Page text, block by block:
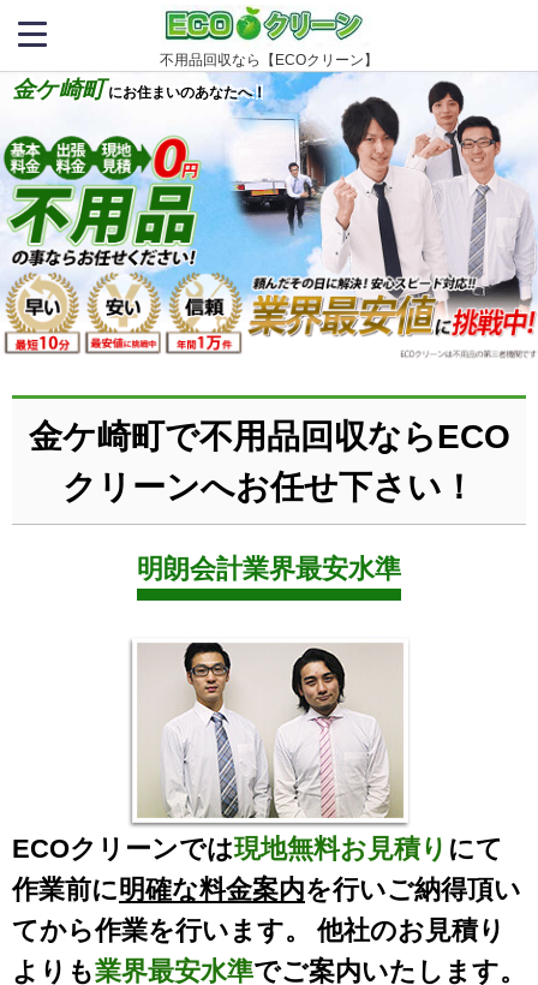
不用品回収なら【ECOクリーン】
金ケ崎町 にお住まいのあなたへ！
金ケ崎町で不用品回収ならECO
クリーンへお任せ下さい！
明朗会計業界最安水準
ECOクリーンでは現地無料お見積り にて
作業前に明確な料金案内を行いご納得頂い
てから作業を行います。 他社のお見積り
よりも業界最安水準でご案内いたします。